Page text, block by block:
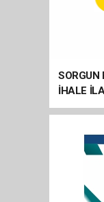
SORGUN
İHALE